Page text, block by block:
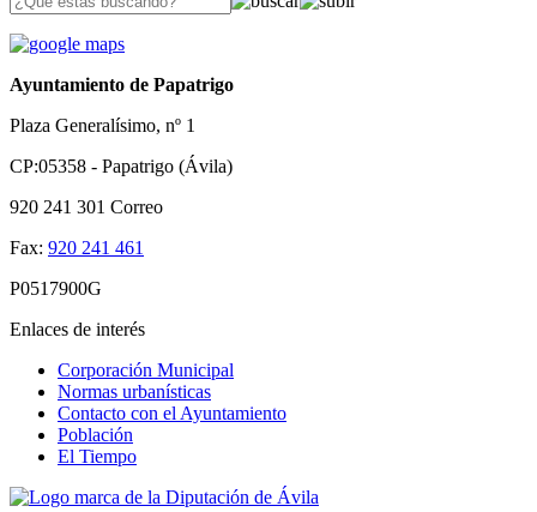
Ayuntamiento de Papatrigo
Plaza Generalísimo, nº 1
CP:05358 - Papatrigo (Ávila)
920 241 301 Correo
Fax: 920 241 461
P0517900G
Enlaces de interés
Corporación Municipal
Normas urbanísticas
Contacto con el Ayuntamiento
Población
El Tiempo